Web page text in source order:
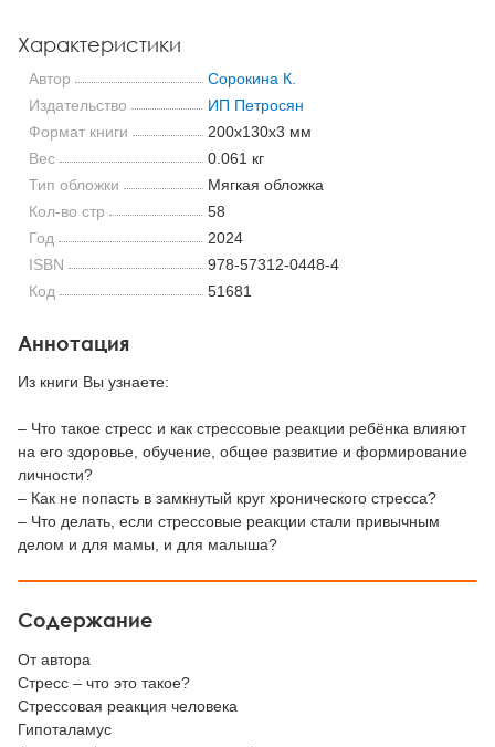
Характеристики
Автор
Сорокина К.
Издательство
ИП Петросян
Формат книги
200x130x3 мм
Вес
0.061 кг
Тип обложки
Мягкая обложка
Кол-во стр
58
Год
2024
ISBN
978-57312-0448-4
Код
51681
Аннотация
Из книги Вы узнаете:
– Что такое стресс и как стрессовые реакции ребёнка влияют
на его здоровье, обучение, общее развитие и формирование
личности?
– Как не попасть в замкнутый круг хронического стресса?
– Что делать, если стрессовые реакции стали привычным
делом и для мамы, и для малыша?
Содержание
От автора
Стресс – что это такое?
Стрессовая реакция человека
Гипоталамус